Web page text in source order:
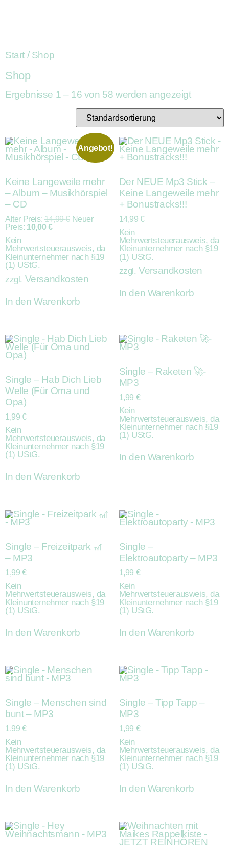
Start / Shop
Shop
Ergebnisse 1 – 16 von 58 werden angezeigt
Angebot!
Keine Langeweile mehr
– Album – Musikhörspiel
– CD
Alter Preis: 14,99€ Neuer
Preis: 10,00 €
Kein
Mehrwertsteuerausweis, da
Kleinunternehmer nach §19
(1) UStG.
zzgl. Versandkosten
In den Warenkorb
Der NEUE Mp3 Stick –
Keine Langeweile mehr
+ Bonustracks!!!
14,99€
Kein
Mehrwertsteuerausweis, da
Kleinunternehmer nach §19
(1) UStG.
zzgl.Versandkosten
In den Warenkorb
Single – Hab Dich Lieb
Welle (Für Oma und
Opa)
1,99 €
Kein
Mehrwertsteuerausweis, da
Kleinunternehmer nach §19
(1) UStG.
In den Warenkorb
Single – Raketen 🚀-
MP3
1,99 €
Kein
Mehrwertsteuerausweis, da
Kleinunternehmer nach §19
(1) UStG.
In den Warenkorb
Single – Freizeitpark 🎢
– MP3
1,99 €
Kein
Mehrwertsteuerausweis, da
Kleinunternehmer nach §19
(1) UStG.
In den Warenkorb
Single –
Elektroautoparty – MP3
1,99 €
Kein
Mehrwertsteuerausweis, da
Kleinunternehmer nach §19
(1) UStG.
In den Warenkorb
Single – Menschen sind
bunt – MP3
1,99 €
Kein
Mehrwertsteuerausweis, da
Kleinunternehmer nach §19
(1) UStG.
In den Warenkorb
Single – Tipp Tapp –
MP3
1,99 €
Kein
Mehrwertsteuerausweis, da
Kleinunternehmer nach §19
(1) UStG.
In den Warenkorb